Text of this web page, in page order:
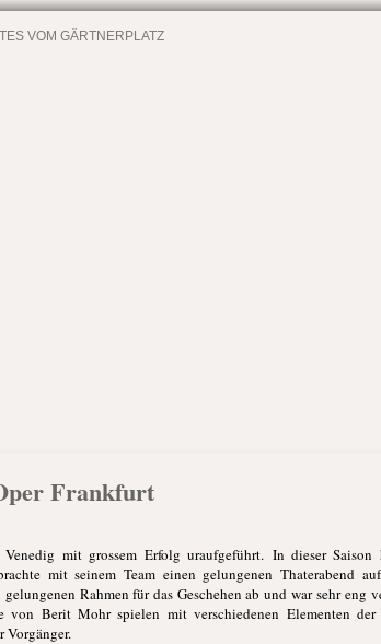
VOM GÄRTNERPLATZ
Frankfurt
mit grossem Erfolg uraufgeführt. In dieser
mit seinem Team einen gelungenen Thaterabend
Rahmen für das Geschehen ab und war sehr eng
Berit Mohr spielen mit verschiedenen Elementen der